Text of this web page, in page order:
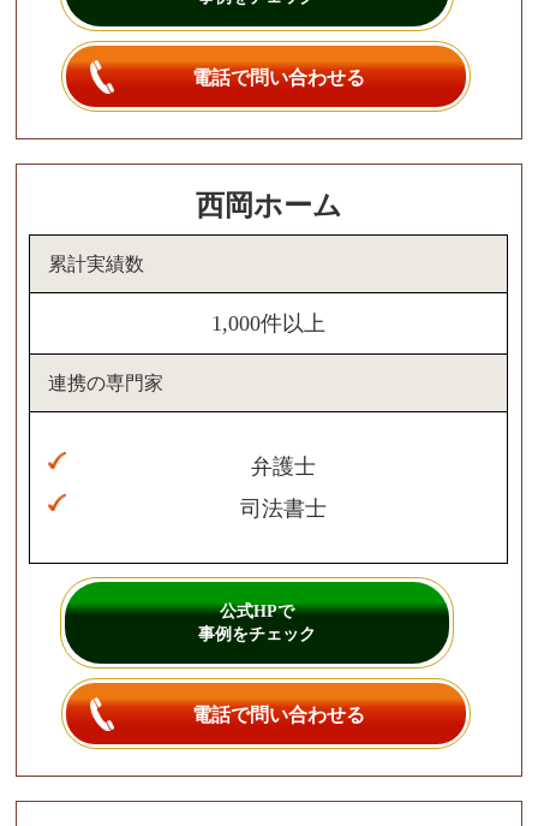
電話で問い合わせる
西岡ホーム
累計実績数
1,000件以上
連携の専門家
弁護士
司法書士
公式HPで
事例をチェック
電話で問い合わせる